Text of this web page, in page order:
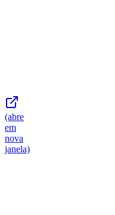
(abre
em
nova
janela)